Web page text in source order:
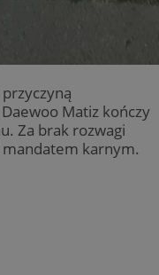
Matiz kończy
Za brak rozwagi
mandatem karnym.